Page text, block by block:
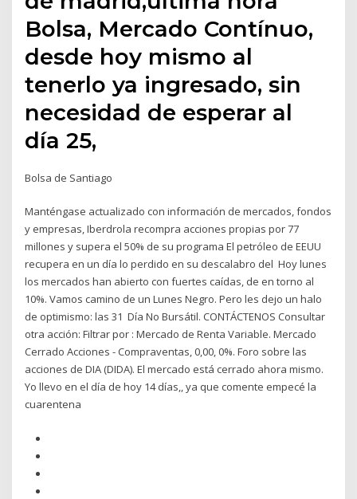
Bolsa, Mercado Contínuo,
desde hoy mismo al
tenerlo ya ingresado, sin
necesidad de esperar al
día 25,
Bolsa de Santiago
Manténgase actualizado con información de mercados, fondos
y empresas, Iberdrola recompra acciones propias por 77
millones y supera el 50% de su programa El petróleo de EEUU
recupera en un día lo perdido en su descalabro del Hoy lunes
los mercados han abierto con fuertes caídas, de en torno al
10%. Vamos camino de un Lunes Negro. Pero les dejo un halo
de optimismo: las 31 Día No Bursátil. CONTÁCTENOS Consultar
otra acción: Filtrar por : Mercado de Renta Variable. Mercado
Cerrado Acciones - Compraventas, 0,00, 0%. Foro sobre las
acciones de DIA (DIDA). El mercado está cerrado ahora mismo.
Yo llevo en el día de hoy 14 días,, ya que comente empecé la
cuarentena